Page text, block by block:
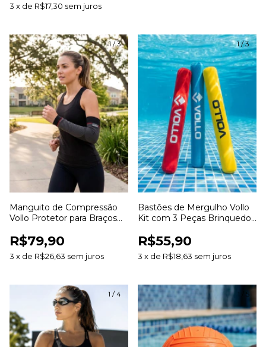
3 x de R$17,30 sem juros
1/3
Manguito de Compressão
Vollo Protetor para Braços
Corrida Ciclismo e Treinos
R$79,90
3 x de R$26,63 sem juros
1/3
Bastões de Mergulho Vollo
Kit com 3 Peças Brinquedo
Natação e Mergulho
R$55,90
3 x de R$18,63 sem juros
1 /4 1 5